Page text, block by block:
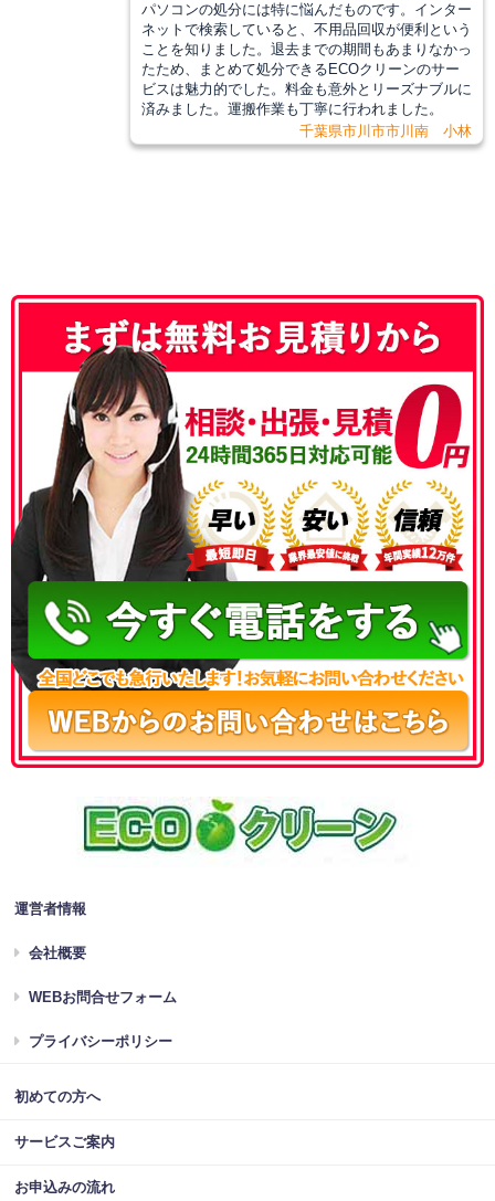
パソコンの処分には特に悩んだものです。インター
ネットで検索していると、不用品回収が便利という
ことを知りました。退去までの期間もあまりなかっ
たため、まとめて処分できるECOクリーンのサー
ビスは魅力的でした。料金も意外とリーズナブルに
済みました。運搬作業も丁寧に行われました。
千葉県市川市市川南 小林
050-3186-4780
運営者情報
会社概要
WEBお問合せフォーム
プライバシーポリシー
初めての方へ
サービスご案内
お申込みの流れ